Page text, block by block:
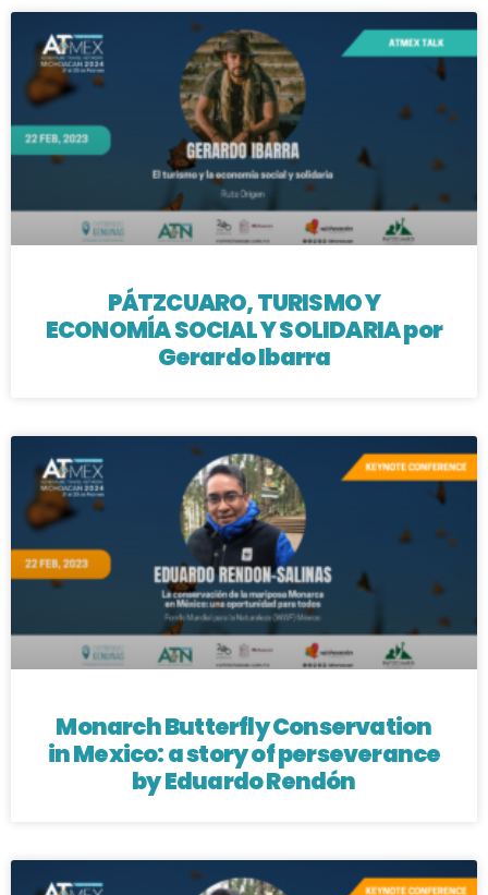
PÁTZCUARO, TURISMO Y
ECONOMÍA SOCIAL Y SOLIDARIA por
Gerardo Ibarra
Monarch Butterfly Conservation
in Mexico: a story of perseverance
by Eduardo Rendón